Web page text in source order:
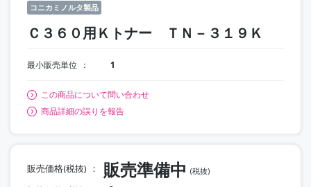
コニカミノルタ製品
Ｃ３６０用Ｋトナー ＴＮ－３１９Ｋ
最小販売単位 1
この商品について問い合わせ
商品詳細の誤りを報告
販売価格(税抜) 販売準備中 (税抜)